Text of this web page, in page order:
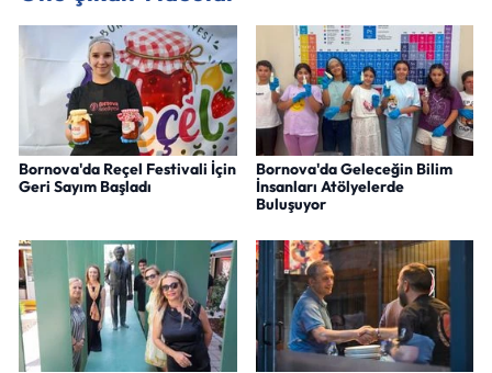
Bornova'da Reçel Festivali İçin
Geri Sayım Başladı
Bornova'da Geleceğin Bilim
İnsanları Atölyelerde
Buluşuyor